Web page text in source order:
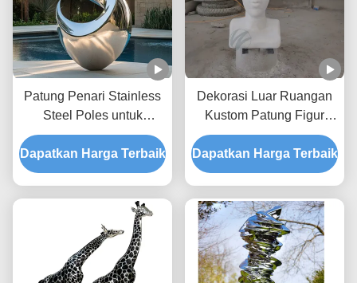
Patung Penari Stainless
Steel Poles untuk
Dekorasi Villa
Dapatkan Harga Terbaik
Dekorasi Luar Ruangan
Kustom Patung Figur
Batu Marmer
Dapatkan Harga Terbaik